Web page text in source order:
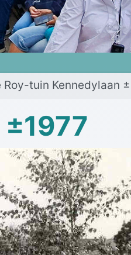
Roy-tuin Kennedylaan